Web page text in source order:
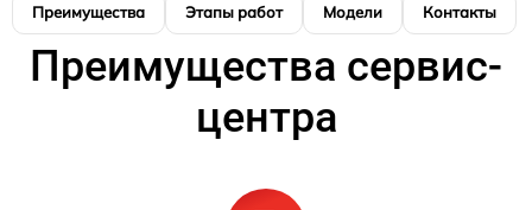
Преимущества Этапы работ Модели Контакты
Преимущества сервис-
центра